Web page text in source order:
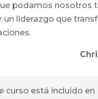
podamos nosotros
un liderazgo que
curso está incluido en